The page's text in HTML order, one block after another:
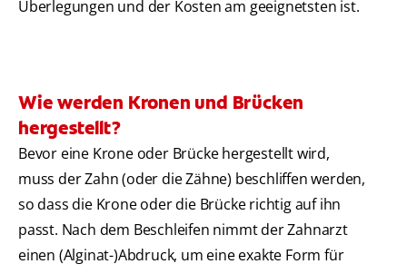
Überlegungen und der Kosten am geeignetsten ist.
Wie werden Kronen und Brücken
hergestellt?
Bevor eine Krone oder Brücke hergestellt wird,
muss der Zahn (oder die Zähne) beschliffen werden,
so dass die Krone oder die Brücke richtig auf ihn
passt. Nach dem Beschleifen nimmt der Zahnarzt
einen (Alginat-)Abdruck, um eine exakte Form für